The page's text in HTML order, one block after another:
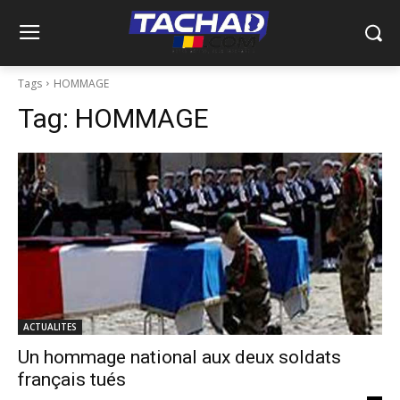
Tags HOMMAGE
Tag: HOMMAGE
ACTUALITES
Un hommage national aux deux soldats
français tués